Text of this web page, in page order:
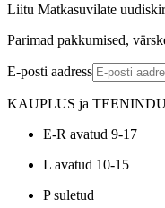
Liitu Matkasuvilate
Parimad pakkumised,
E-posti aadress
KAUPLUS ja
E-R avatud 9-17
L avatud 10-15
P suletud